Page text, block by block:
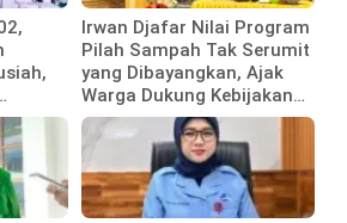
Irwan Djafar Nilai Program
Pilah Sampah Tak Serumit
yang Dibayangkan, Ajak
Warga Dukung Kebijakan
Pemkot